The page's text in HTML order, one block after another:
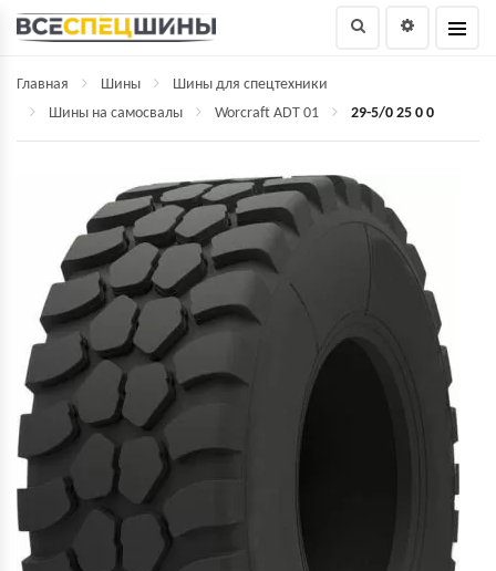
Главная Шины
Шины для спецтехники
Шины на самосвалы
Worcraft ADT 01 29-5/0 25 0 0